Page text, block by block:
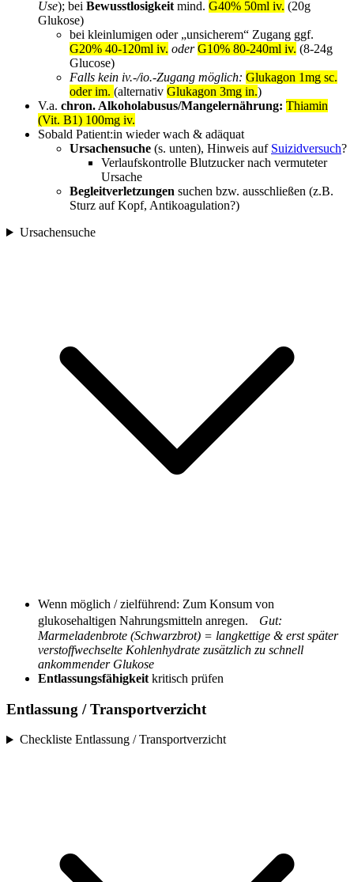
Use); bei Bewusstlosigkeit mind. G40% 50ml iv. (20g
Glukose)
bei kleinlumigen oder „unsicherem“ Zugang ggf.
G20% 40-120ml iv. oder G10% 80-240ml iv. (8-24g
Glucose)
Falls kein iv.-/io.-Zugang möglich: Glukagon 1mg sc.
oder im. (alternativ Glukagon 3mg in.)
V.a. chron. Alkoholabusus/Mangelernährung: Thiamin
(Vit. B1) 100mg iv.
Sobald Patient:in wieder wach & adäquat
Ursachensuche (s. unten), Hinweis auf Suizidversuch?
Verlaufskontrolle Blutzucker nach vermuteter
Ursache
Begleitverletzungen suchen bzw. ausschließen (z.B.
Sturz auf Kopf, Antikoagulation?)
Ursachensuche
Wenn möglich / zielführend: Zum Konsum von
glukosehaltigen Nahrungsmitteln anregen.
Gut:
Marmeladenbrote (Schwarzbrot) = langkettige & erst später
verstoffwechselte Kohlenhydrate zusätzlich zu schnell
ankommender Glukose
Entlassungsfähigkeit kritisch prüfen
Entlassung / Transportverzicht
Checkliste Entlassung / Transportverzicht